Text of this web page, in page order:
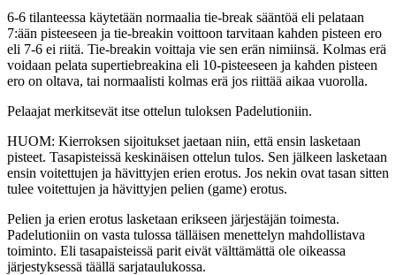
6-6 tilanteessa käytetään normaalia tie-break sääntöä eli pelataan
7:ään pisteeseen ja tie-breakin voittoon tarvitaan kahden pisteen ero
eli 7-6 ei riitä. Tie-breakin voittaja vie sen erän nimiinsä. Kolmas erä
voidaan pelata supertiebreakina eli 10-pisteeseen ja kahden pisteen
ero on oltava, tai normaalisti kolmas erä jos riittää aikaa vuorolla.
Pelaajat merkitsevät itse ottelun tuloksen Padelutioniin.
HUOM: Kierroksen sijoitukset jaetaan niin, että ensin lasketaan
pisteet. Tasapisteissä keskinäisen ottelun tulos. Sen jälkeen lasketaan
ensin voitettujen ja hävittyjen erien erotus. Jos nekin ovat tasan sitten
tulee voitettujen ja hävittyjen pelien (game) erotus.
Pelien ja erien erotus lasketaan erikseen järjestäjän toimesta.
Padelutioniin on vasta tulossa tälläisen menettelyn mahdollistava
toiminto. Eli tasapaisteissä parit eivät välttämättä ole oikeassa
järjestyksessä täällä sarjataulukossa.